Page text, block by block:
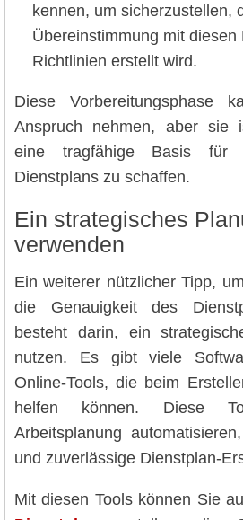
kennen, um sicherzustellen,
Übereinstimmung mit diesen
Richtlinien erstellt wird.
Diese Vorbereitungsphase
Anspruch nehmen, aber sie
eine tragfähige Basis für
Dienstplans zu schaffen.
Ein strategisches
verwenden
Ein weiterer nützlicher Tipp,
die Genauigkeit des
besteht darin, ein
nutzen. Es gibt viele
Online-Tools, die beim
helfen können. Diese
Arbeitsplanung
und zuverlässige Dienstplan-
Mit diesen Tools können Sie